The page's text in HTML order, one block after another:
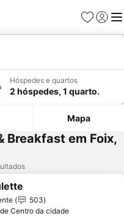
Favoritos
Iniciar
Hóspedes e quartos
2 hóspedes, 1 quarto.
Mapa
Breakfast em Foix,
aos favoritos
503
Centro da cidade